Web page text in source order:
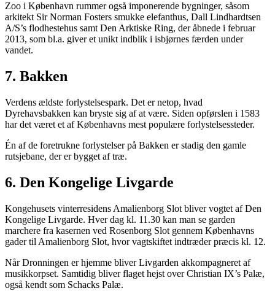
Zoo i København rummer også imponerende bygninger, såsom
arkitekt Sir Norman Fosters smukke elefanthus, Dall Lindhardtsen
A/S’s flodhestehus samt Den Arktiske Ring, der åbnede i februar
2013, som bl.a. giver et unikt indblik i isbjørnes færden under
vandet.
7. Bakken
Verdens ældste forlystelsespark. Det er netop, hvad
Dyrehavsbakken kan bryste sig af at være. Siden opførslen i 1583
har det været et af Københavns mest populære forlystelsessteder.
Én af de foretrukne forlystelser på Bakken er stadig den gamle
rutsjebane, der er bygget af træ.
6. Den Kongelige Livgarde
Kongehusets vinterresidens Amalienborg Slot bliver vogtet af Den
Kongelige Livgarde. Hver dag kl. 11.30 kan man se garden
marchere fra kasernen ved Rosenborg Slot gennem Københavns
gader til Amalienborg Slot, hvor vagtskiftet indtræder præcis kl. 12.
Når Dronningen er hjemme bliver Livgarden akkompagneret af
musikkorpset. Samtidig bliver flaget hejst over Christian IX’s Palæ,
også kendt som Schacks Palæ.